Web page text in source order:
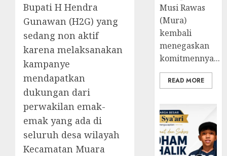
Bupati H Hendra
Gunawan (H2G) yang
sedang non aktif
karena melaksanakan
kampanye
mendapatkan
dukungan dari
perwakilan emak-
emak yang ada di
seluruh desa wilayah
Kecamatan Muara
Musi Rawas
(Mura)
kembali
menegaskan
komitmennya...
READ MORE